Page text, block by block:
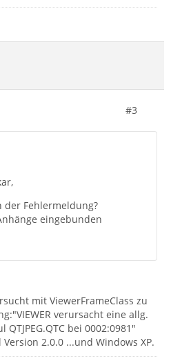
#3
Fehlermeldung?
eingebunden
mit ViewerFrameClass zu
verursacht eine allg.
bei 0002:0981"
2.0.0 ...und Windows XP.